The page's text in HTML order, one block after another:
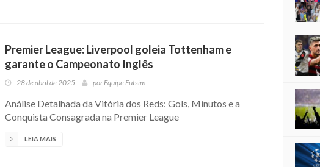
Premier League: Liverpool goleia Tottenham e
garante o Campeonato Inglês
28 de abril de 2025 por Equipe Futsim
Análise Detalhada da Vitória dos Reds: Gols, Minutos e a
Conquista Consagrada na Premier League
LEIA MAIS